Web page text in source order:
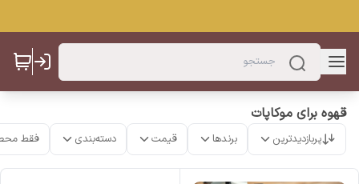
قهوه برای موکاپات
پربازدیدترین برندها قیمت دسته‌بندی فقط